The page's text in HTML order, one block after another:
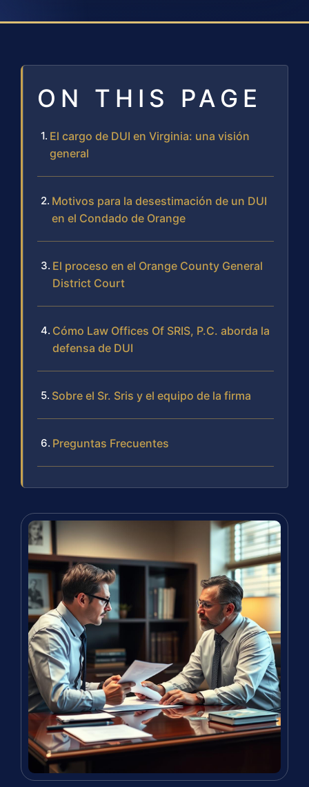
ON THIS PAGE
El cargo de DUI en Virginia: una visión
general
Motivos para la desestimación de un DUI
en el Condado de Orange
El proceso en el Orange County General
District Court
Cómo Law Offices Of SRIS, P.C. aborda la
defensa de DUI
Sobre el Sr. Sris y el equipo de la firma
Preguntas Frecuentes